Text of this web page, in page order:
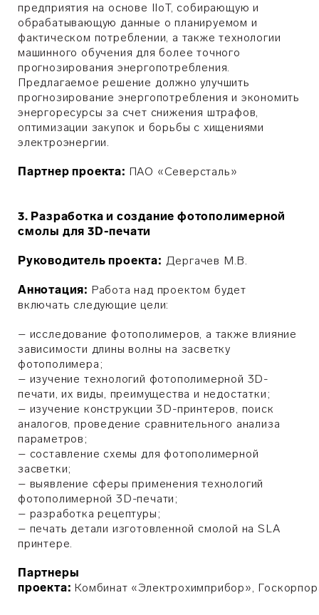
предприятия на основе IIoT, собирающую и
обрабатывающую данные о планируемом и
фактическом потреблении, а также технологии
машинного обучения для более точного
прогнозирования энергопотребления.
Предлагаемое решение должно улучшить
прогнозирование энергопотребления и экономить
энергоресурсы за счет снижения штрафов,
оптимизации закупок и борьбы с хищениями
электроэнергии.
Партнер проекта: ПАО «Северсталь»
3. Разработка и создание фотополимерной
смолы для 3D-печати
Руководитель проекта: Дергачев М.В.
Аннотация: Работа над проектом будет
включать следующие цели:
– исследование фотополимеров, а также влияние
зависимости длины волны на засветку
фотополимера;
– изучение технологий фотополимерной 3D-
печати, их виды, преимущества и недостатки;
– изучение конструкции 3D-принтеров, поиск
аналогов, проведение сравнительного анализа
параметров;
– составление схемы для фотополимерной
засветки;
– выявление сферы применения технологий
фотополимерной 3D-печати;
– разработка рецептуры;
– печать детали изготовленной смолой на SLA
принтере.
Партнеры
проекта: Комбинат «Электрохимприбор»,